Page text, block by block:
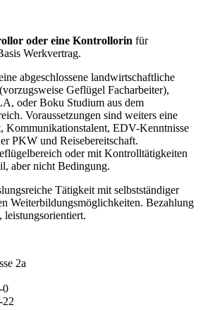
oder eine Kontrollorin für
Werkvertrag.
abgeschlossene landwirtschaftliche
Geflügel Facharbeiter),
oder Boku Studium aus dem
Voraussetzungen sind weiters eine
Kommunikationstalent, EDV-Kenntnisse
PKW und Reisebereitschaft.
oder mit Kontrolltätigkeiten
aber nicht Bedingung.
Tätigkeit mit selbstständiger
Weiterbildungsmöglichkeiten. Bezahlung
leistungsorientiert.
2a
0
22